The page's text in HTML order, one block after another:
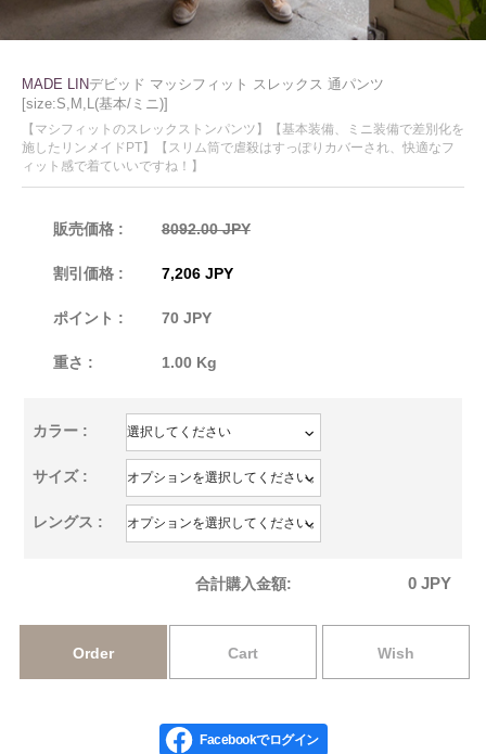
MADE LINデビッド マッシフィット スレックス 通パンツ
[size:S,M,L(基本/ミニ)]
【マシフィットのスレックストンパンツ】【基本装備、ミニ装備で差別化を
施したリンメイドPT】【スリム筒で虐殺はすっぽりカバーされ、快適なフ
ィット感で着ていいですね！】
販売価格 : 8092.00 JPY
割引価格 : 7,206 JPY
ポイント : 70 JPY
重さ : 1.00 Kg
カラー :
サイズ :
レングス :
合計購入金額: 0 JPY
Order Cart Wish
Facebookでログイン